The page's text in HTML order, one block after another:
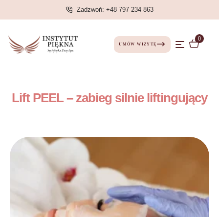
Zadzwoń: +48 797 234 863
UMÓW WIZYTĘ
0
Lift PEEL – zabieg silnie liftingujący